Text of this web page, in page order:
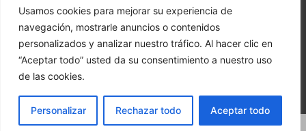
Usamos cookies para mejorar su experiencia de
navegación, mostrarle anuncios o contenidos
personalizados y analizar nuestro tráfico. Al hacer clic en
“Aceptar todo” usted da su consentimiento a nuestro uso
de las cookies.
Personalizar Rechazar todo Aceptar todo
Horario:
Lun-Vie de 10:00-13:30 y 17:00-20:00 – Sáb de
10:00-13:30
Orient Express | Copyright 2021 © Todos los derechos
reservados.
Marketing Digital Seoxan